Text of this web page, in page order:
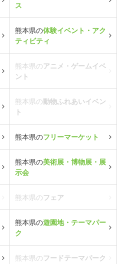
ス
熊本県の体験イベント・アク
ティビティ
熊本県のアニメ・ゲームイベ
ント
熊本県の動物ふれあいイベン
ト
熊本県のフリーマーケット
熊本県の美術展・博物展・展
示会
熊本県のフェア
熊本県の遊園地・テーマパー
ク
熊本県のフードテーマパーク